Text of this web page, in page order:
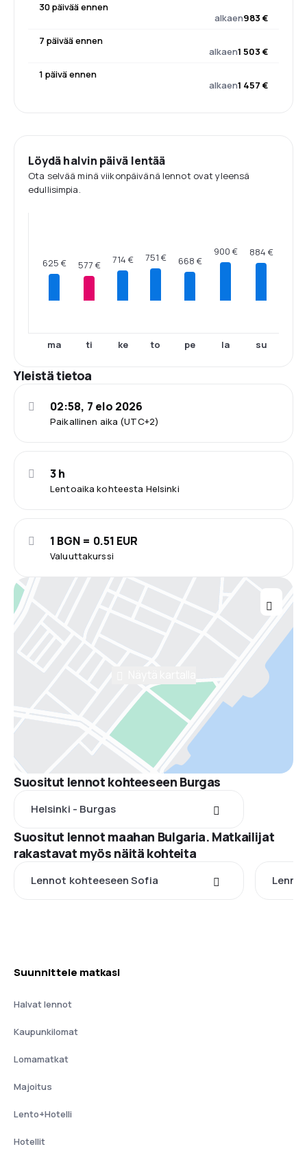
30 päivää ennen
alkaen983 €
7 päivää ennen
alkaen1 503 €
1 päivä ennen
alkaen1 457 €
Löydä halvin päivä lentää
Ota selvää minä viikonpäivänä lennot ovat yleensä
edullisimpia.
625 €
ma
577 €
ti
714 €
ke
751 €
to
668 €
pe
900 €
la
884 €
su
Yleistä tietoa
Paikallinen aika (UTC+2)
02:58, 7 elo 2026
Lentoaika kohteesta Helsinki
3 h
Valuuttakurssi
1 BGN = 0.51 EUR
Suositut lennot kohteeseen Burgas
Helsinki - Burgas
Suositut lennot maahan Bulgaria. Matkailijat
rakastavat myös näitä kohteita
Lennot kohteeseen Sofia
Suunnittele matkasi
Halvat lennot
Kaupunkilomat
Lomamatkat
Majoitus
Lento+Hotelli
Hotellit